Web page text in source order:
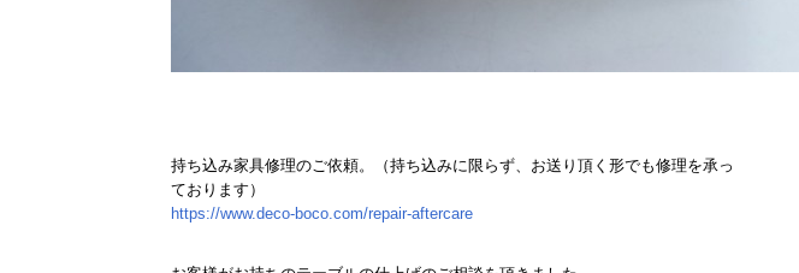
持ち込み家具修理のご依頼。（持ち込みに限らず、お送り頂く形でも修理を承っ
ております）
https://www.deco-boco.com/repair-aftercare